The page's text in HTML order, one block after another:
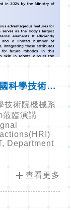
科學技術院
午4.30pm蒞
技術院機械系
蒞臨演講
Department
add 查看更多